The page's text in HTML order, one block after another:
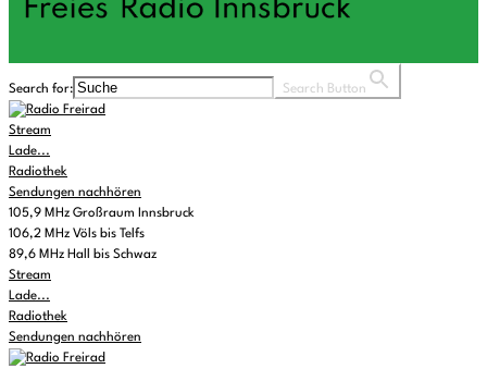
Search for: Search Button
Stream
Lade...
Radiothek
Sendungen nachhören
105,9 MHz Großraum Innsbruck
106,2 MHz Völs bis Telfs
89,6 MHz Hall bis Schwaz
Stream
Lade...
Radiothek
Sendungen nachhören